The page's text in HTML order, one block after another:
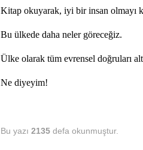
Kitap okuyarak, iyi bir insan olmayı
Bu ülkede daha neler göreceğiz.
Ülke olarak tüm evrensel doğruları
Ne diyeyim!
Bu yazı 2135 defa okunmuştur.